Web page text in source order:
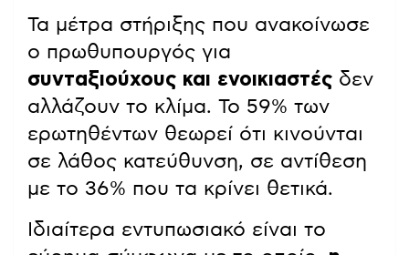
Τα μέτρα στήριξης που ανακοίνωσε
ο πρωθυπουργός για
συνταξιούχους και ενοικιαστές δεν
αλλάζουν το κλίμα. Το 59% των
ερωτηθέντων θεωρεί ότι κινούνται
σε λάθος κατεύθυνση, σε αντίθεση
με το 36% που τα κρίνει θετικά.
Ιδιαίτερα εντυπωσιακό είναι το